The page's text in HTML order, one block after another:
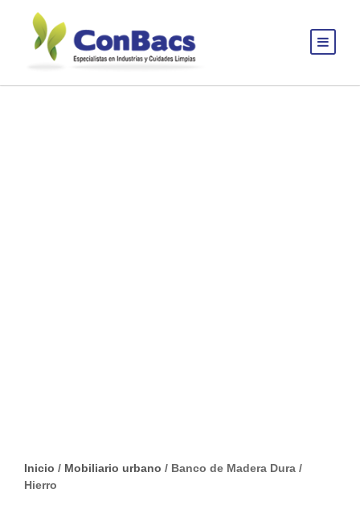
Inicio / Mobiliario urbano / Banco de Madera Dura /
Hierro